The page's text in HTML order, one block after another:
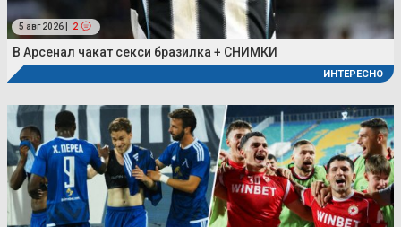
5 авг 2026 | 2
В Арсенал чакат секси бразилка + СНИМКИ
ИНТЕРЕСНО